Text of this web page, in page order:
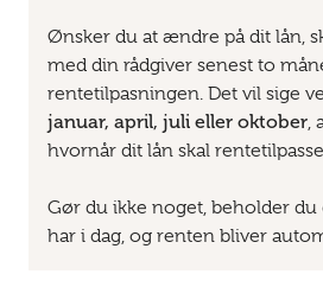
Ønsker du at ændre på dit lån,
med din rådgiver senest to
rentetilpasningen. Det vil sige
januar, april, juli eller oktober
hvornår dit lån skal
Gør du ikke noget, beholder du
har i dag, og renten bliver